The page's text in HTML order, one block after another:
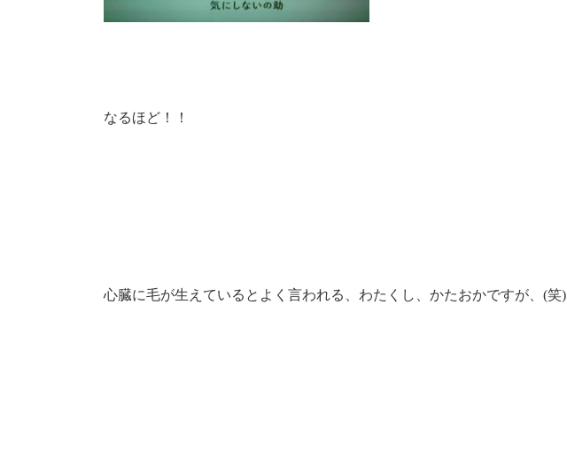
なるほど！！
心臓に毛が生えているとよく言われる、わたくし、かたおかですが、(笑)